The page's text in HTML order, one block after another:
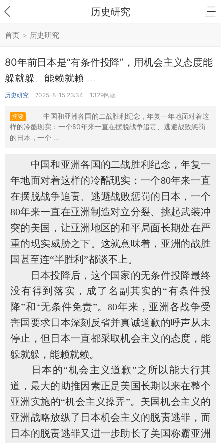
历史研究
首页 > 历史研究
80年前日本是“有条件投降”，用机会主义态度能
躲就躲、能赖就赖 ...
历史研究 2025-8-15 23:34 1329阅读
摘要
中国和亚洲各国的二战胜利纪念，年复一年地面对着这
样的冷酷现实：一个80年来一直在摆脱战争追责、逃避战败惩罚
的日本，一个 ...
中国和亚洲各国的二战胜利纪念，年复一
年地面对着这样的冷酷现实：一个80年来一直
在摆脱战争追责、逃避战败惩罚的日本，一个
80年来一直在亚洲制造对立分裂、挑起武装冲
突的美国，让亚洲地区的和平局面长期处在严
重的现实威胁之下。这就意味着，亚洲的战胜
国甚至连“半胜利”都谈不上。
日本投降后，这个国家的无条件投降最终
没有得到落实，成了名副其实的“有条件投
降”和“无条件免责”。80年来，亚洲各战争受
害国要求日本深刻反省并真诚道歉的呼声从未
停止，但日本一直都采取机会主义的态度，能
躲就躲，能赖就赖。
日本的“机会主义道歉”之所以能大行其
道，最大的助推因素正是美国长期以来在整个
亚洲实施的“机会主义操弄”。美国机会主义的
亚洲战略放纵了日本机会主义的脱责逃罪，而
日本的脱责逃罪又进一步助长了美国称霸亚洲